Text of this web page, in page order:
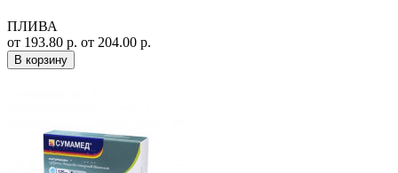
ПЛИВА
от 193.80 р. от 204.00 р.
В корзину